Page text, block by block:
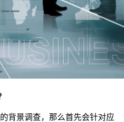
背景调查，那么首先会针对应